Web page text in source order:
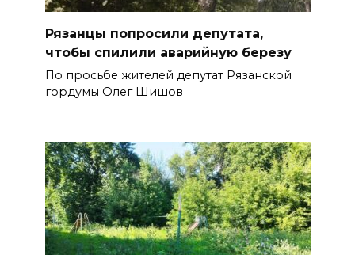
Рязанцы попросили депутата,
чтобы спилили аварийную березу
По просьбе жителей депутат Рязанской
гордумы Олег Шишов